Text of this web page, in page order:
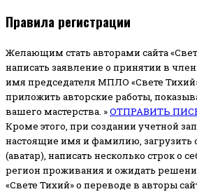
Правила регистрации
Желающим стать авторами сайта
написать заявление о принятии в
имя председателя МПЛО «Свете
приложить авторские работы,
вашего мастерства. »ОТПРАВИТЬ
Кроме этого, при создании учетной
настоящие имя и фамилию,
(аватар), написать несколько строк о
регион проживания и ожидать
«Свете Тихий» о переводе в авторы